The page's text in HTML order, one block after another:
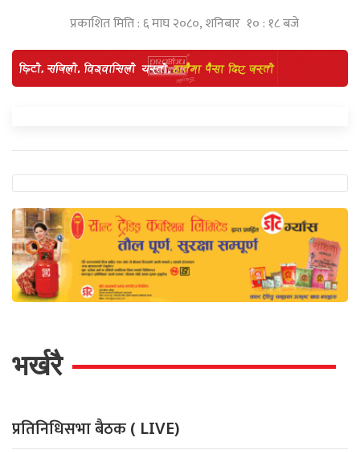
प्रकाशित मिति : ६ माघ २०८०, शनिबार १० : १८ बजे
भर्खरै
प्रतिनिधिसभा बैठक ( LIVE)